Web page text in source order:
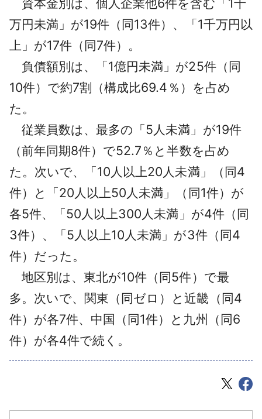
資本金別は、個人企業他6件を含む「1千
万円未満」が19件（同13件）、「1千万円以
上」が17件（同7件）。
負債額別は、「1億円未満」が25件（同
10件）で約7割（構成比69.4％）を占め
た。
従業員数は、最多の「5人未満」が19件
（前年同期8件）で52.7％と半数を占め
た。次いで、「10人以上20人未満」（同4
件）と「20人以上50人未満」（同1件）が
各5件、「50人以上300人未満」が4件（同
3件）、「5人以上10人未満」が3件（同4
件）だった。
地区別は、東北が10件（同5件）で最
多。次いで、関東（同ゼロ）と近畿（同4
件）が各7件、中国（同1件）と九州（同6
件）が各4件で続く。